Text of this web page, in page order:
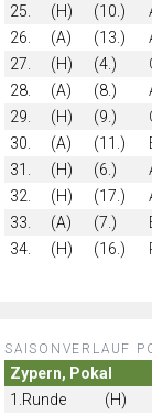
25.
(H) (10.)
26.
(A) (13.)
27.
(H) (4.)
28.
(A) (8.)
29.
(H) (9.)
30.
(A) (11.)
31.
(H) (6.)
32.
(H) (17.)
33.
(A) (7.)
34.
(H) (16.)
SAISONVERLAUF
Zypern, Pokal
1.Runde
(H)